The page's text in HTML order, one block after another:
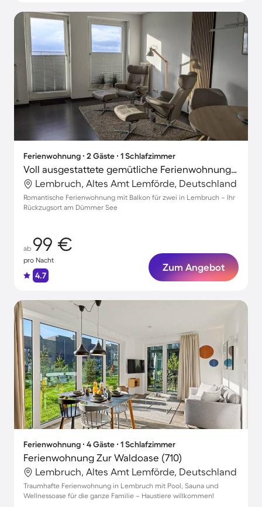
Ferienwohnung ∙ 2 Gäste ∙ 1 Schlafzimmer
Voll ausgestattete gemütliche Ferienwohnung | Strand in der Nähe
Lembruch, Altes Amt Lemförde, Deutschland
Romantische Ferienwohnung mit Balkon für zwei in Lembruch – Ihr
Rückzugsort am Dümmer See
ab 99 €
pro Nacht
4.7
Zum Angebot
Ferienwohnung ∙ 4 Gäste ∙ 1 Schlafzimmer
Ferienwohnung Zur Waldoase (710)
Lembruch, Altes Amt Lemförde, Deutschland
Traumhafte Ferienwohnung in Lembruch mit Pool, Sauna und
Wellnessoase für die ganze Familie – Haustiere willkommen!